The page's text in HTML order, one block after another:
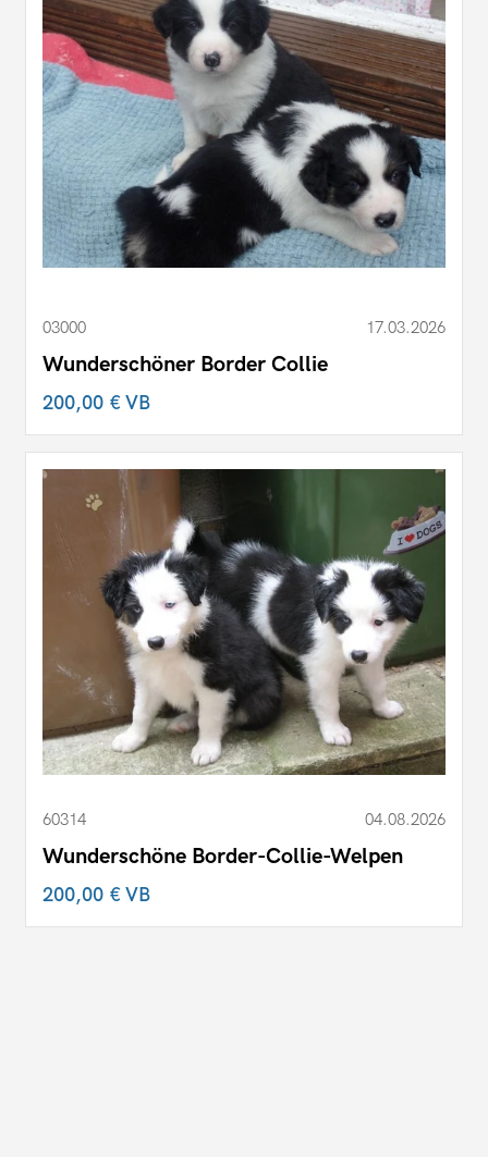
03000 17.03.2026
Wunderschöner Border Collie
200,00 €VB
60314 04.08.2026
Wunderschöne Border-Collie-Welpen
200,00 €VB